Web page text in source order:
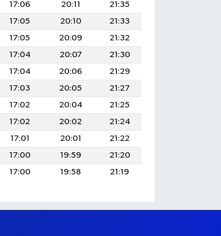
17:06 20:11
21:35
17:05 20:10
21:33
17:05 20:09
21:32
17:04 20:07
21:30
17:04 20:06
21:29
17:03 20:05
21:27
17:02 20:04
21:25
17:02 20:02
21:24
17:01 20:01
21:22
17:00 19:59
21:20
17:00 19:58 21:19